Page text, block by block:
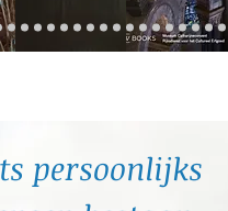
persoonlijks